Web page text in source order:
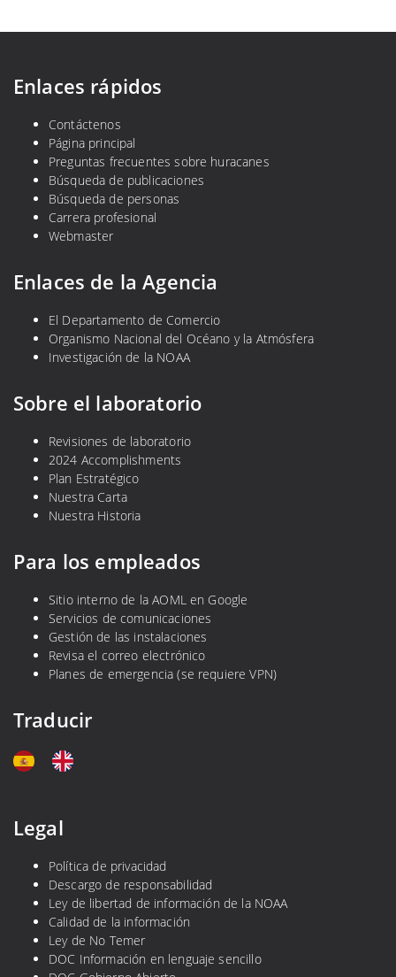
Enlaces rápidos
Contáctenos
Página principal
Preguntas frecuentes sobre huracanes
Búsqueda de publicaciones
Búsqueda de personas
Carrera profesional
Webmaster
Enlaces de la Agencia
El Departamento de Comercio
Organismo Nacional del Océano y la Atmósfera
Investigación de la NOAA
Sobre el laboratorio
Revisiones de laboratorio
2024 Accomplishments
Plan Estratégico
Nuestra Carta
Nuestra Historia
Para los empleados
Sitio interno de la AOML en Google
Servicios de comunicaciones
Gestión de las instalaciones
Revisa el correo electrónico
Planes de emergencia (se requiere VPN)
Traducir
Legal
Política de privacidad
Descargo de responsabilidad
Ley de libertad de información de la NOAA
Calidad de la información
Ley de No Temer
DOC Información en lenguaje sencillo